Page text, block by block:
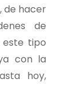
de hacer
de
este tipo
con la
hoy,